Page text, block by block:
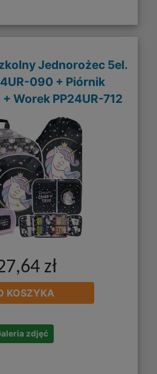
Jednorożec 5el.
090 + Piórnik
Worek PP24UR-712
zł
KOSZYKA
zdjęć